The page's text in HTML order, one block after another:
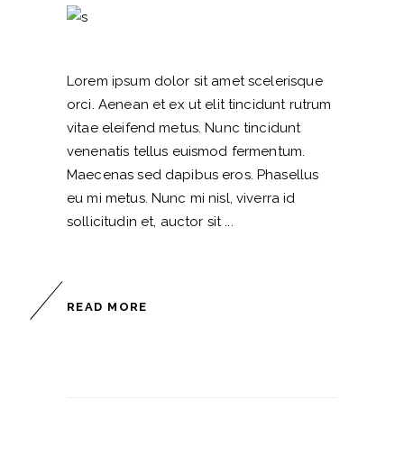
Lorem ipsum dolor sit amet scelerisque
orci. Aenean et ex ut elit tincidunt rutrum
vitae eleifend metus. Nunc tincidunt
venenatis tellus euismod fermentum.
Maecenas sed dapibus eros. Phasellus
eu mi metus. Nunc mi nisl, viverra id
sollicitudin et, auctor sit
READ MORE